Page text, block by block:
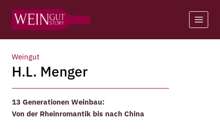
Inhalt
springen
Weingut
H.L. Menger
13 Generationen Weinbau:
Von der Rheinromantik bis nach China